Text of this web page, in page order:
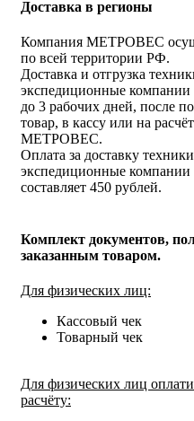
Доставка в регионы
Компания МЕТРОВЕС
по всей территории РФ.
Доставка и отгрузка
экспедиционные компании
до 3 рабочих дней, после
товар, в кассу или на
МЕТРОВЕС.
Оплата за доставку
экспедиционные
составляет 450 рублей.
Комплект документов,
заказанным товаром.
Для физических лиц:
Кассовый чек
Товарный чек
Для физических лиц
расчёту: